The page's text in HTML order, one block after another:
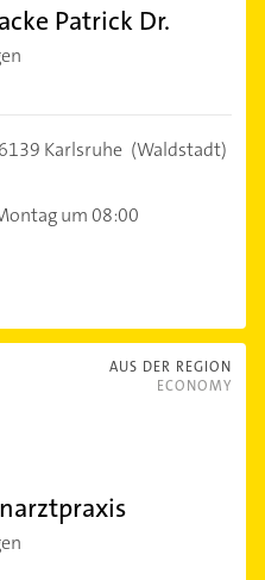
Patrick Dr.
Karlsruhe (Waldstadt)
um 08:00
AUS DER REGION
ECONOMY